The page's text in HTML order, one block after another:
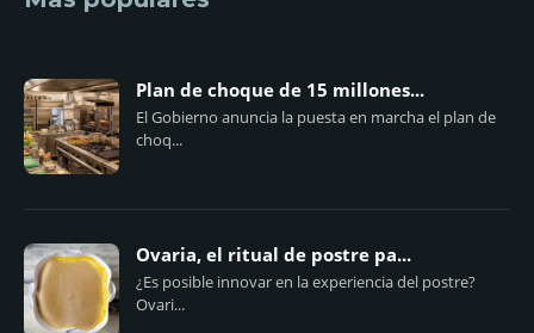
Plan de choque de 15 millones...
El Gobierno anuncia la puesta en marcha el plan de
choq...
Ovaria, el ritual de postre pa...
¿Es posible innovar en la experiencia del postre?
Ovari...